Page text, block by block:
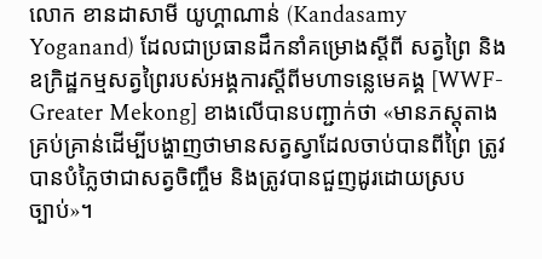
លោក ខានដាសាមី យូហ្គាណាន់ (Kandasamy
Yoganand) ដែលជាប្រធានដឹកនាំគម្រោងស្តីពី សត្វព្រៃ និង
ឧក្រិដ្ឋកម្មសត្វព្រៃរបស់អង្គការស្តីពីមហាទន្លេមេគង្គ [WWF-
Greater Mekong] ខាងលើបានបញ្ជាក់ថា «មានភស្តុតាង
គ្រប់គ្រាន់ដើម្បីបង្ហាញថាមានសត្វស្វាដែលចាប់បានពីព្រៃ ត្រូវ
បានបំភ្លៃថាជាសត្វចិញ្ចឹម និងត្រូវបានជួញដូរដោយស្រប
ច្បាប់»។